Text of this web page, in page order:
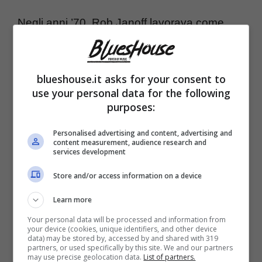
Negli anni ’70, Rob Janoff lavorava come
l’azienda di marketing Regis
. La società aveva da poco
acquisito una piccola azienda, fondata da un
giovanissimo Steve Jobs. “Steve all’epoca
non era ricco e famoso, e non era troppo
esigente” ha dichiarato Janoff nell’intervista,
“voleva soltanto un logo efficace, ma non
troppo carino”.
Insomma, l’idea di Jobs non era quella di
applicare un logo simpatico e carino ai suoi
blueshouse.it asks for your consent to
use your personal data for the following
purposes:
Personalised advertising and content, advertising and
content measurement, audience research and
services development
Store and/or access information on a device
Learn more
Your personal data will be processed and information from
your device (cookies, unique identifiers, and other device
data) may be stored by, accessed by and shared with 319
partners, or used specifically by this site. We and our partners
may use precise geolocation data. List of partners.